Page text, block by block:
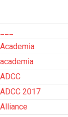
Academia
academia
ADCC
ADCC 2017
Alliance